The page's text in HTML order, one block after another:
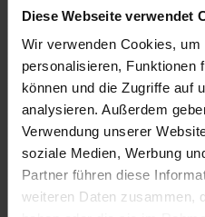
Diese Webseite verwendet
Wir verwenden Cookies,
personalisieren, Funktionen
können und die Zugriffe auf
analysieren. Außerdem
Verwendung unserer
soziale Medien, Werbung
Partner führen diese
weiteren Daten zusammen,